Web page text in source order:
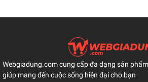
Webgiadung.com cung cấp đa dạng sản
giúp mang đến cuộc sống hiện đại cho bạn